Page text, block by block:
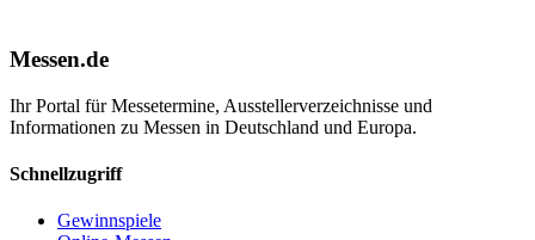
Messen.de
Ihr Portal für Messetermine, Ausstellerverzeichnisse und
Informationen zu Messen in Deutschland und Europa.
Schnellzugriff
Gewinnspiele